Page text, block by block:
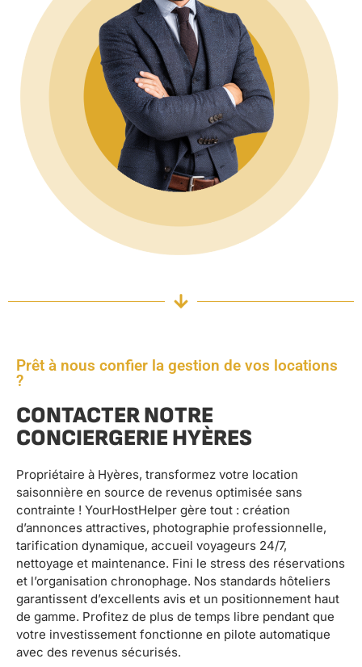
Prêt à nous confier la gestion de vos locations
?
CONTACTER NOTRE
CONCIERGERIE HYÈRES
Propriétaire à Hyères, transformez votre location
saisonnière en source de revenus optimisée sans
contrainte ! YourHostHelper gère tout : création
d’annonces attractives, photographie professionnelle,
tarification dynamique, accueil voyageurs 24/7,
nettoyage et maintenance. Fini le stress des réservations
et l’organisation chronophage. Nos standards hôteliers
garantissent d’excellents avis et un positionnement haut
de gamme. Profitez de plus de temps libre pendant que
votre investissement fonctionne en pilote automatique
avec des revenus sécurisés.